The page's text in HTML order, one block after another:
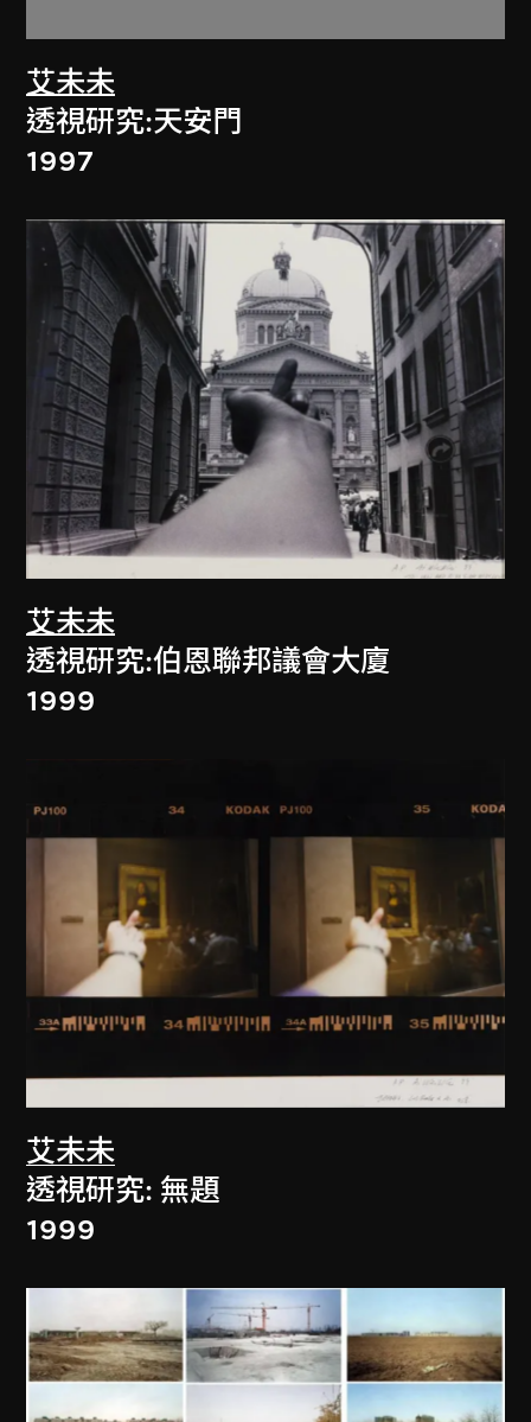
艾未未
透視研究:天安門
1997
艾未未
透視研究:伯恩聯邦議會大廈
1999
艾未未
透視研究: 無題
1999